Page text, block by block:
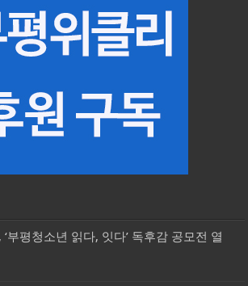
부평청소년 읽다, 잇다’ 독후감 공모전 열